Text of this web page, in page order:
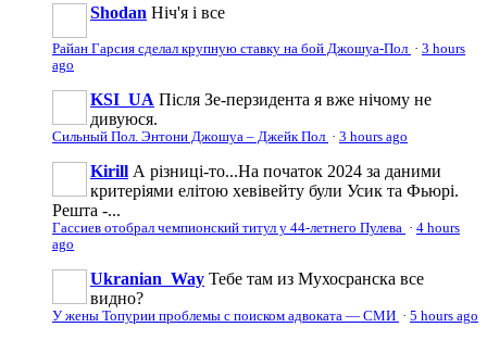
Shodan Ніч'я і все
Райан Гарсия сделал крупную ставку на бой Джошуа-Пол · 3 hours
ago
KSI_UA Після Зе-перзидента я вже нічому не
дивуюся.
Сильный Пол. Энтони Джошуа – Джейк Пол · 3 hours ago
Kirill А різниці-то...На початок 2024 за даними
критеріями елітою хевівейту були Усик та Фьюрі.
Решта -...
Гассиев отобрал чемпионский титул у 44-летнего Пулева · 4 hours
ago
Ukranian_Way Тебе там из Мухосранска все
видно?
У жены Топурии проблемы с поиском адвоката — СМИ · 5 hours ago